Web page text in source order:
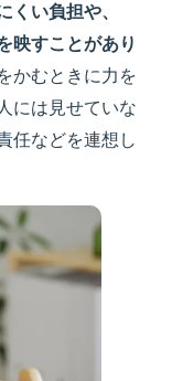
い負担や、
映すことがあり
かむときに力を
には見せていな
任などを連想し